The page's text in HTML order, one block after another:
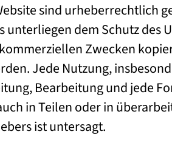
sind urheberrechtlich
unterliegen dem Schutz des
Zwecken
Jede Nutzung,
Bearbeitung und jede
in Teilen oder in
ist untersagt.